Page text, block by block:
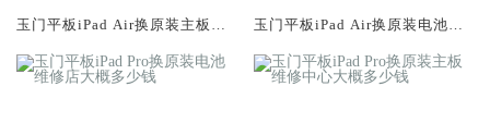
玉门平板iPad Air换原装主板维
玉门平板iPad Air换原装电池维